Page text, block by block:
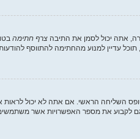
אתה יכול לסמן את התיבה צרף חתימה
למנוע מהחתימה להתווסף להודעות
השליחה הראשי. אם אתה לא יכול לראות
לקבוע את מספר האפשרויות אשר